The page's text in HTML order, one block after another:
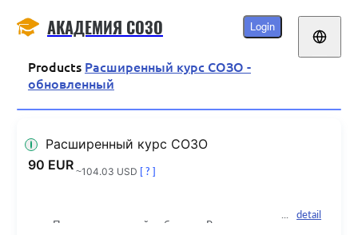
АКАДЕМИЯ СОЗО Login
Products Расширенный курс СОЗО -
обновленный
Расширенный курс СОЗО
90 EUR~104.03 USD [ ? ]
Полноценное онлайн-обучение Расширенн
detail